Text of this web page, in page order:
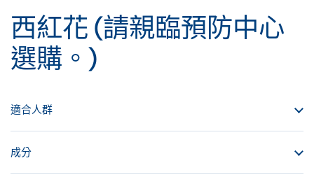
西紅花 (請親臨預防中心
選購。)
適合人群
成分